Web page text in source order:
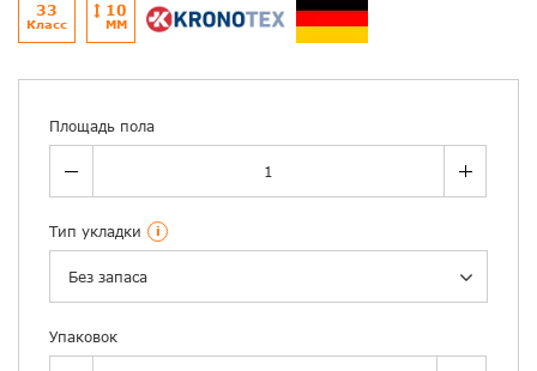
33
Класс
10
ММ
Площадь пола
Тип укладки i
Без запаса
Упаковок